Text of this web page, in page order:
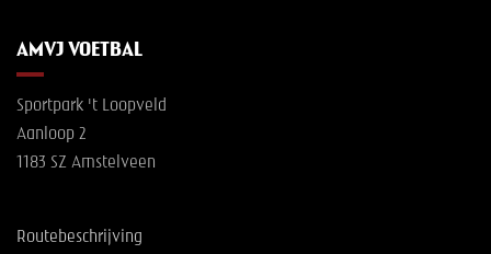
AMVJ VOETBAL
Sportpark 't Loopveld
Aanloop 2
1183 SZ Amstelveen
Routebeschrijving